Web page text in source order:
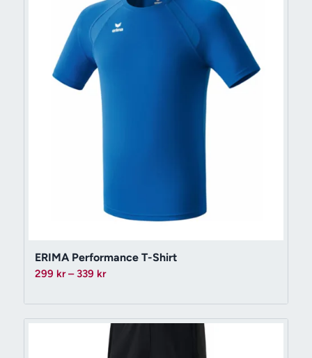
ERIMA Performance T-Shirt
299 kr – 339 krPrisintervall:
till
339 kr